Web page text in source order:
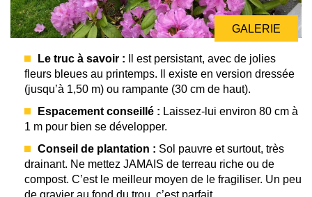
GALERIE
Le truc à savoir : Il est persistant, avec de jolies
fleurs bleues au printemps. Il existe en version dressée
(jusqu’à 1,50 m) ou rampante (30 cm de haut).
Espacement conseillé : Laissez-lui environ 80 cm à
1 m pour bien se développer.
Conseil de plantation : Sol pauvre et surtout, très
drainant. Ne mettez JAMAIS de terreau riche ou de
compost. C’est le meilleur moyen de le fragiliser. Un peu
de gravier au fond du trou, c’est parfait.